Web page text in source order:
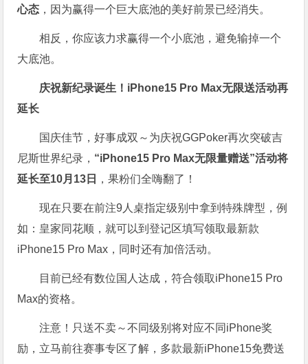
心态 ，因为赢得一个巨大底池的美好前景已经消失。
相反，你应该力求赢得一个小底池，避免输掉一个
大底池。
庆祝新纪录诞生！ iPhone15 Pro Max无限送活动再
延长
国庆佳节，好事成双～为庆祝GGPoker再次突破吉
尼斯世界纪录， “iPhone15 Pro Max无限量赠送”活动将
延长至10月13日
，果粉们全嗨翻了！
现在只要在前注9人桌指定级别中拿到特殊牌型，例
如：皇家同花顺，就可以到登记区填写领取最新款
iPhone15 Pro Max，同时还有加倍活动。
目前已经有数位国人达成，符合领取iPhone15 Pro
Max的资格。
注意！只送不卖～不同级别将对应不同iPhone奖
励，立马前往赛事专区了解，多款最新iPhone15免费送